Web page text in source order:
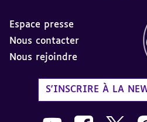
Espace presse
Nous contacter
Nous rejoindre
S'INSCRIRE À LA
Nous suivre sur
Nous suivre
Nous